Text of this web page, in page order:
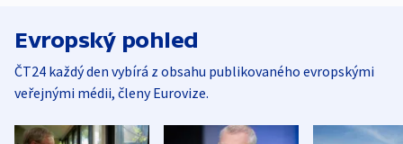
Evropský pohled
ČT24 každý den vybírá z obsahu publikovaného evropskými
veřejnými médii, členy Eurovize.